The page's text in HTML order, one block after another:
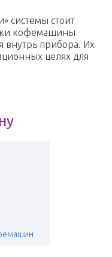
системы стоит
кофемашины
внутрь прибора. Их
целях для